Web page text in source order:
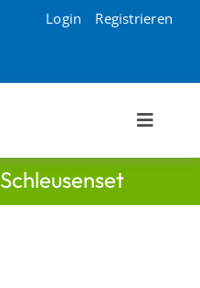
Login Registrieren
Toggle